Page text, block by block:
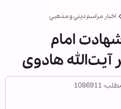
اخبار مراسم ديني و مذهبي
امام
هادوی
1086911